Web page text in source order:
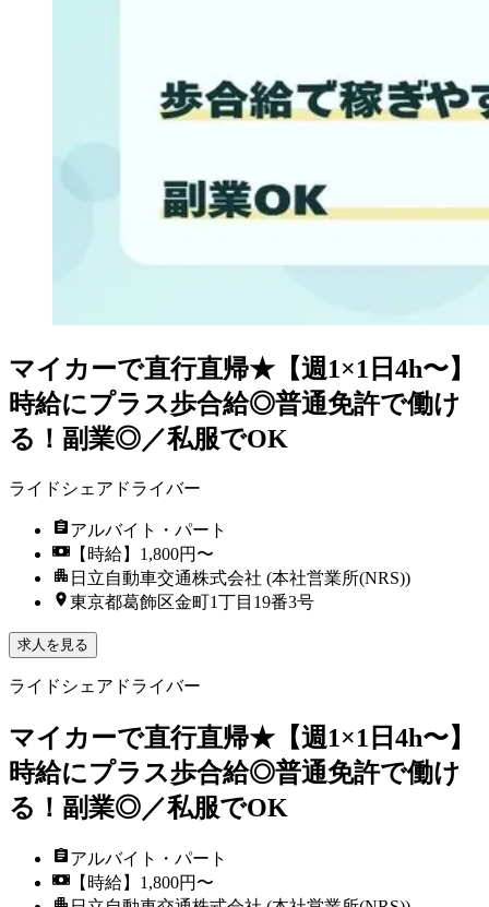
マイカーで直行直帰★【週1×1日4h〜】
時給にプラス歩合給◎普通免許で働け
る！副業◎／私服でOK
ライドシェアドライバー
アルバイト・パート
【時給】1,800円〜
日立自動車交通株式会社 (本社営業所(NRS))
東京都葛飾区金町1丁目19番3号
求人を見る
ライドシェアドライバー
マイカーで直行直帰★【週1×1日4h〜】
時給にプラス歩合給◎普通免許で働け
る！副業◎／私服でOK
アルバイト・パート
【時給】1,800円〜